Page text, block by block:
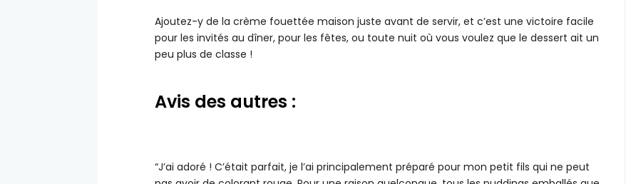
Ajoutez-y de la crème fouettée maison juste avant de servir, et c’est une victoire facile
pour les invités au dîner, pour les fêtes, ou toute nuit où vous voulez que le dessert ait un
peu plus de classe !
Avis des autres :
“J’ai adoré ! C’était parfait, je l’ai principalement préparé pour mon petit fils qui ne peut